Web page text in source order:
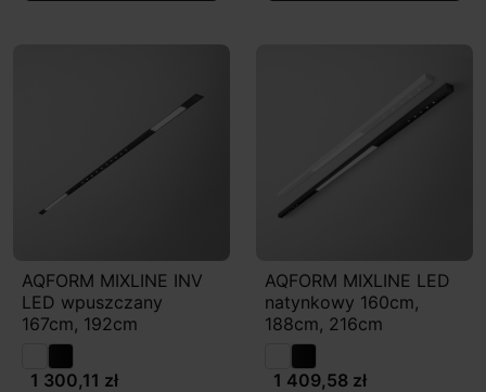
AQFORM MIXLINE INV
LED wpuszczany
167cm, 192cm
1 300,11 zł
AQFORM MIXLINE LED
natynkowy 160cm,
188cm, 216cm
1 409,58 zł